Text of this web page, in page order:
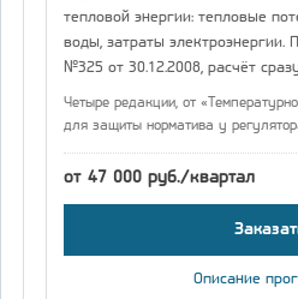
тепловой энергии: тепловые
воды, затраты электроэнергии.
№325 от 30.12.2008, расчёт
Четыре редакции, от
для защиты норматива у
от 47 000 руб./квартал
Описание